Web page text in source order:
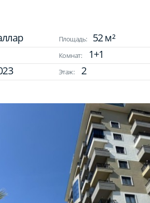
Площадь: 52 м²
Комнат: 1+1
Этаж: 2